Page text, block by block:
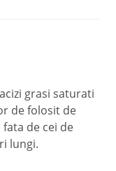
grasi saturati
de folosit de
de cei de
lungi.